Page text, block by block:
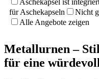
Aschekapsel ist
für Aschekapseln
Nicht
Alle Angebote zeigen
Metallurnen –
für eine